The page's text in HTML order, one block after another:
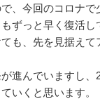
、今回のコロナ
ずっと早く復活し
も、先を見据え
進んでいますし
いくと思います。